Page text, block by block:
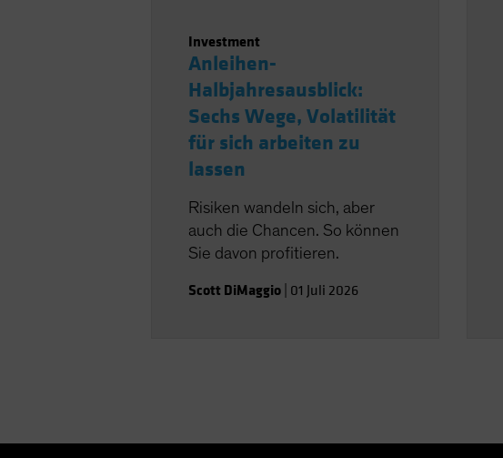
Investment
Anleihen-
Halbjahresausblick:
Sechs Wege, Volatilität
für sich arbeiten zu
lassen
Risiken wandeln sich, aber
auch die Chancen. So können
Sie davon profitieren.
Scott DiMaggio 01 Juli 2026